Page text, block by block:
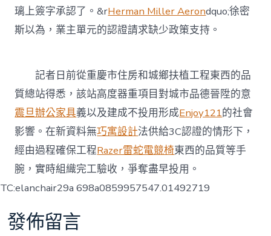
璃上簽字承認了。&rHerman Miller Aerondquo;徐密
斯以為，業主單元的認證請求缺少政策支持。
記者日前從重慶市住房和城鄉扶植工程東西的品
質總站得悉，該站高度器重項目對城市品德晉陞的意
震旦辦公家具義以及建成不投用形成Enjoy121的社會
影響。在新資料無巧寓設計法供給3C認證的情形下，
經由過程確保工程Razer雷蛇電競椅東西的品質等手
腕，實時組織完工驗收，爭奪盡早投用。
TC:elanchair29a 698a0859957547.01492719
發佈留言